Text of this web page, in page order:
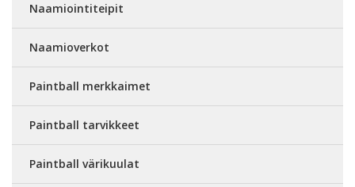
Naamiointiteipit
Naamioverkot
Paintball merkkaimet
Paintball tarvikkeet
Paintball värikuulat